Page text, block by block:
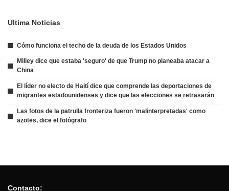
Ultima Noticias
Cómo funciona el techo de la deuda de los Estados Unidos
Milley dice que estaba 'seguro' de que Trump no planeaba atacar a
China
El líder no electo de Haití dice que comprende las deportaciones de
migrantes estadounidenses y dice que las elecciones se retrasarán
Las fotos de la patrulla fronteriza fueron 'malinterpretadas' como
azotes, dice el fotógrafo
Contacto: